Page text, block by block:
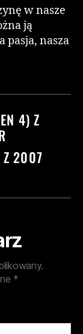
w nasze
ją
pasja, nasza
4) Z
Z 2007
*